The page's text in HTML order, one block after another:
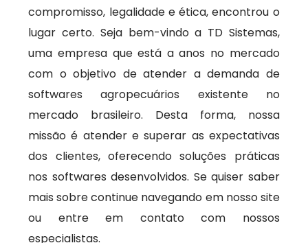
compromisso, legalidade e ética, encontrou o
lugar certo. Seja bem-vindo a TD Sistemas,
uma empresa que está a anos no mercado
com o objetivo de atender a demanda de
softwares agropecuários existente no
mercado brasileiro. Desta forma, nossa
missão é atender e superar as expectativas
dos clientes, oferecendo soluções práticas
nos softwares desenvolvidos. Se quiser saber
mais sobre continue navegando em nosso site
ou entre em contato com nossos
especialistas.